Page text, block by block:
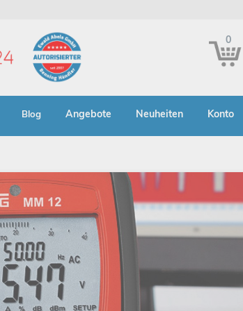
0
Konto
Neuheiten
Angebote
Blog